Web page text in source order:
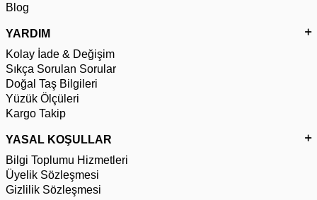
Blog
YARDIM
Kolay İade & Değişim
Sıkça Sorulan Sorular
Doğal Taş Bilgileri
Yüzük Ölçüleri
Kargo Takip
YASAL KOŞULLAR
Bilgi Toplumu Hizmetleri
Üyelik Sözleşmesi
Gizlilik Sözleşmesi